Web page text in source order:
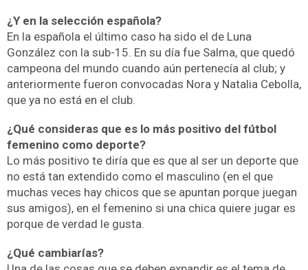
¿Y en la selección española?
En la española el último caso ha sido el de Luna
González con la sub-15. En su día fue Salma, que quedó
campeona del mundo cuando aún pertenecía al club; y
anteriormente fueron convocadas Nora y Natalia Cebolla,
que ya no está en el club.
¿Qué consideras que es lo más positivo del fútbol
femenino como deporte?
Lo más positivo te diría que es que al ser un deporte que
no está tan extendido como el masculino (en el que
muchas veces hay chicos que se apuntan porque juegan
sus amigos), en el femenino si una chica quiere jugar es
porque de verdad le gusta.
¿Qué cambiarías?